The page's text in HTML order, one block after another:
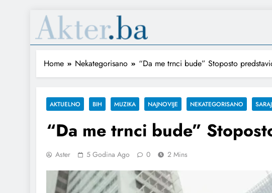
Home Nekategorisano “Da me trnci bude” Stoposto
AKTUELNO BIH MUZIKA NAJNOVIJE NEKATEGORISANO
“Da me trnci bude”
Aster 5 Godina Ago 0 2 Mins